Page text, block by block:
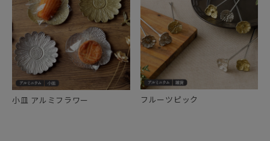
小皿 アルミフラワー フルーツピック